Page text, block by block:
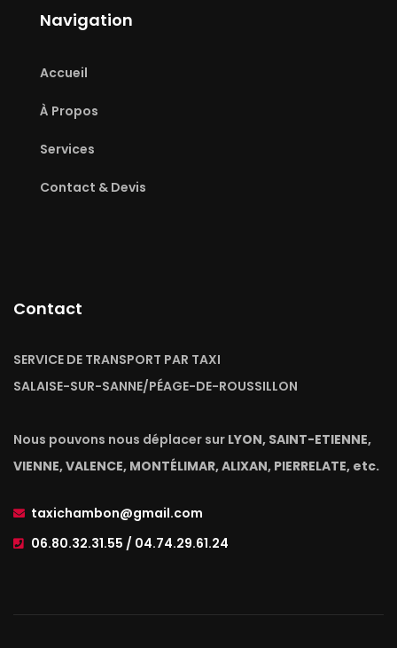
Navigation
Accueil
À Propos
Services
Contact & Devis
Contact
SERVICE DE TRANSPORT PAR TAXI
SALAISE-SUR-SANNE/PÉAGE-DE-ROUSSILLON
Nous pouvons nous déplacer sur LYON, SAINT-ETIENNE,
VIENNE, VALENCE, MONTÉLIMAR, ALIXAN, PIERRELATE, etc.
taxichambon@gmail.com
06.80.32.31.55 / 04.74.29.61.24